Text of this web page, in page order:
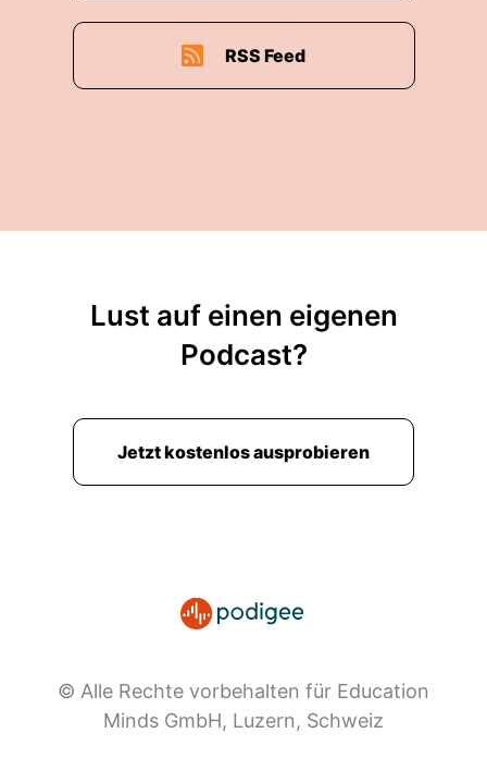
RSS Feed
Lust auf einen eigenen
Podcast?
Jetzt kostenlos ausprobieren
© Alle Rechte vorbehalten für Education
Minds GmbH, Luzern, Schweiz